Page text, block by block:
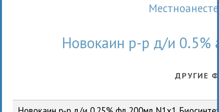
Новокаин р-р д/и
ДРУГИЕ